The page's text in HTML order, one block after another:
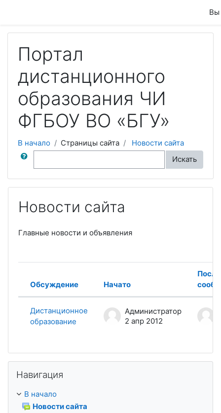
Вы
Портал
дистанционного
образования ЧИ
ФГБОУ ВО «БГУ»
В начало Страницы сайта
Новости сайта
Поиск по форумам
Искать
Новости сайта
Главные новости и объявления
List of discussions. Showing 1 of
Статус
Обсуждение Начато
Дистанционное
образование
Администратор
2 апр 2012
Навигация
В начало
Новости сайта